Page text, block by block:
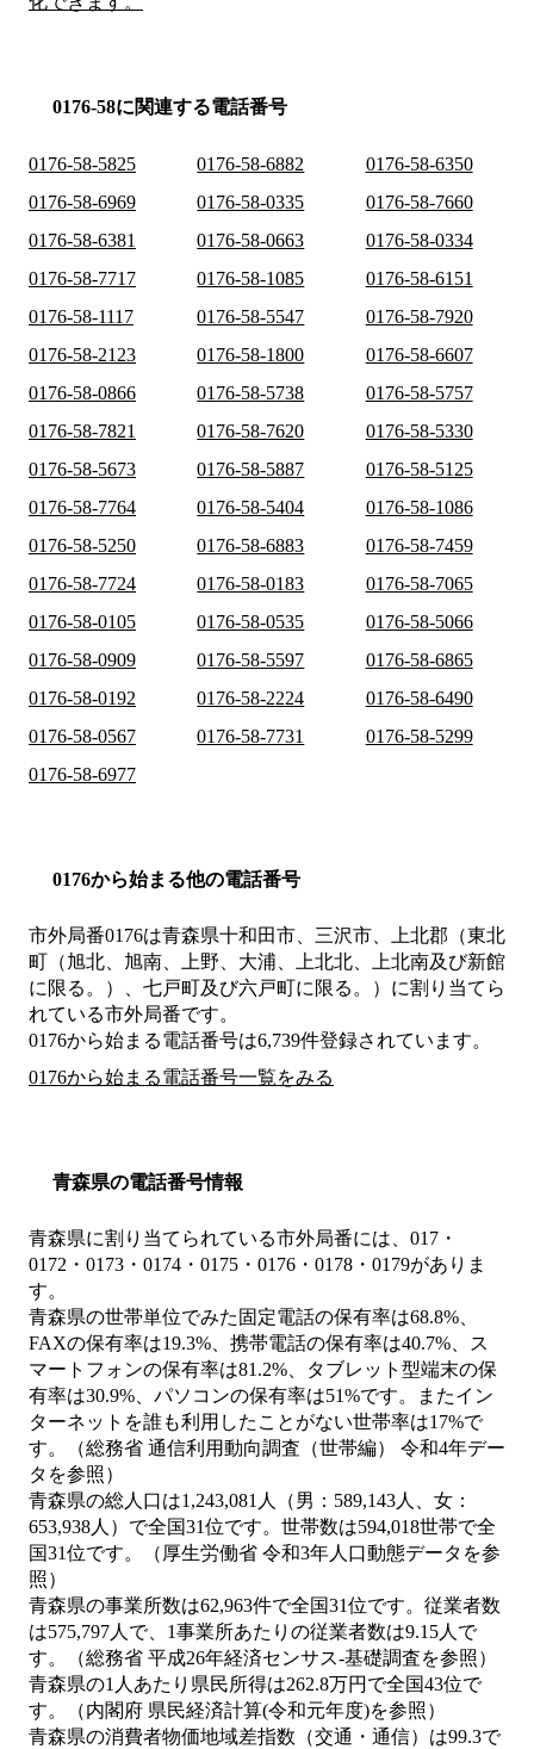
0176-58に関連する電話番号
0176-58-5825 0176-58-6882
0176-58-6350
0176-58-6969
0176-58-0335
0176-58-7660
0176-58-6381
0176-58-0663
0176-58-0334
0176-58-7717
0176-58-1085
0176-58-6151
0176-58-1117
0176-58-5547
0176-58-7920
0176-58-2123
0176-58-1800
0176-58-6607
0176-58-0866
0176-58-5738
0176-58-5757
0176-58-7821
0176-58-7620
0176-58-5330
0176-58-5673
0176-58-5887
0176-58-5125
0176-58-7764
0176-58-5404
0176-58-1086
0176-58-5250
0176-58-6883
0176-58-7459
0176-58-7724
0176-58-0183
0176-58-7065
0176-58-0105
0176-58-0535
0176-58-5066
0176-58-0909
0176-58-5597
0176-58-6865
0176-58-0192
0176-58-2224
0176-58-6490
0176-58-0567
0176-58-7731
0176-58-5299
0176-58-6977
0176から始まる他の電話番号
市外局番0176は青森県十和田市、三沢市、上北郡（東北
町（旭北、旭南、上野、大浦、上北北、上北南及び新館
に限る。）、七戸町及び六戸町に限る。） に割り当てら
れている市外局番です。
0176から始まる電話番号は6,739件登録されています。
0176から始まる電話番号一覧をみる
青森県の電話番号情報
青森県に割り当てられている市外局番には、017・
0172・0173・0174・0175・0176・0178・0179がありま
す。
青森県の世帯単位でみた固定電話の保有率は68.8%、
FAXの保有率は19.3%、携帯電話の保有率は40.7%、ス
マートフォンの保有率は81.2%、タブレット型端末の保
有率は30.9%、パソコンの保有率は51%です。またイン
ターネットを誰も利用したことがない世帯率は17%で
す。（総務省 通信利用動向調査（世帯編） 令和4年デー
タを参照）
青森県の総人口は1,243,081人（男：589,143人、女：
653,938人）で全国31位です。世帯数は594,018世帯で全
国31位です。（厚生労働省 令和3年人口動態データを参
照）
青森県の事業所数は62,963件で全国31位です。従業者数
は575,797人で、1事業所あたりの従業者数は9.15人で
す。（総務省 平成26年経済センサス‐基礎調査を参照）
青森県の1人あたり県民所得は262.8万円で全国43位で
す。（内閣府 県民経済計算(令和元年度)を参照）
青森県の消費者物価地域差指数（交通・通信）は99.3で